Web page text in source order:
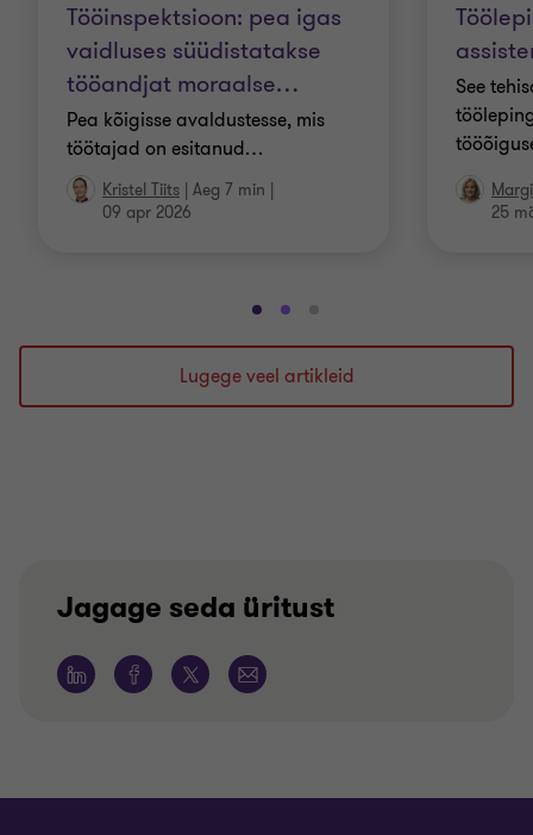
Tööinspektsioon: pea igas
vaidluses süüdistatakse
tööandjat moraalse…
Pea kõigisse avaldustesse, mis
töötajad on esitanud…
Kristel Tiits | Aeg 7 min |
09 apr 2026
See
25
Mine
slaidile
1
/
Mine
slaidile
2
/
Mine
slaidile
3
/
Lugege veel artikleid
Jagage seda üritust